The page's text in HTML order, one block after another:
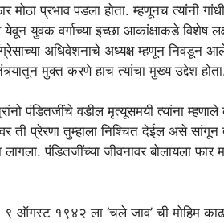
मोठा प्रभाव पडला होता. म्हणूनच
युवक वर्गाच्या इच्छा आकांक्षाकडे विशेष
अधिवेशनाचे अध्यक्ष म्हणून निवडून
मुक्त करणे हाच त्यांचा मुख्य उद्देश
पंडितजींचे वडील मृत्यूसमयी त्यांना
ती प्रेरणा तुम्हाला निश्चित देईल असे सांगून
पंडितजींच्या जीवनावर बोलायला
ऑगस्ट १९४२ ला ‘चले जाव’ ची मोहिम